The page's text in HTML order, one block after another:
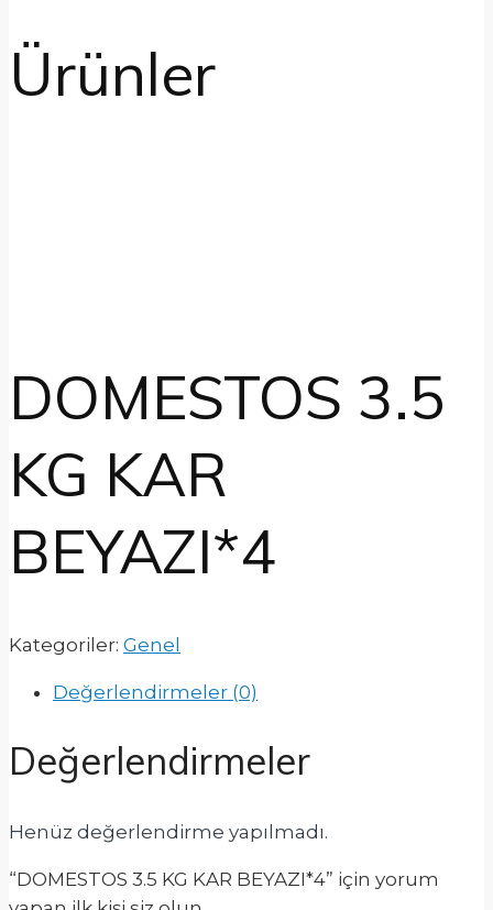
Ürünler
DOMESTOS 3.5
KG KAR
BEYAZI*4
Kategoriler: Genel
Değerlendirmeler (0)
Değerlendirmeler
Henüz değerlendirme yapılmadı.
“DOMESTOS 3.5 KG KAR BEYAZI*4” için yorum